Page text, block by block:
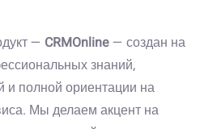
— CRMOnline— создан на
знаний,
и полной ориентации на
Мы делаем акцент на